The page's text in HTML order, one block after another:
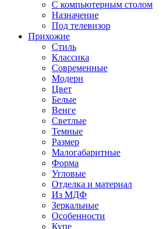
С компьютерным столом
Назначение
Под телевизор
Прихожие
Стиль
Классика
Современные
Модерн
Цвет
Белые
Венге
Светлые
Темные
Размер
Малогабаритные
Форма
Угловые
Отделка и материал
Из МДФ
Зеркальные
Особенности
Купе